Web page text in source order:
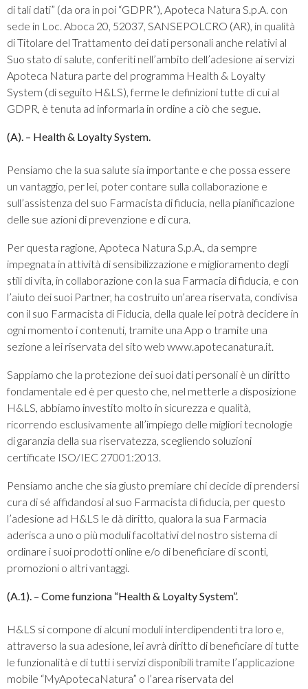
di tali dati” (da ora in poi “GDPR”), Apoteca Natura S.p.A. con
sede in Loc. Aboca 20, 52037, SANSEPOLCRO (AR), in qualità
di Titolare del Trattamento dei dati personali anche relativi al
Suo stato di salute, conferiti nell’ambito dell’adesione ai servizi
Apoteca Natura parte del programma Health & Loyalty
System (di seguito H&LS), ferme le definizioni tutte di cui al
GDPR, è tenuta ad informarla in ordine a ciò che segue.
(A). – Health & Loyalty System.
Pensiamo che la sua salute sia importante e che possa essere
un vantaggio, per lei, poter contare sulla collaborazione e
sull’assistenza del suo Farmacista di fiducia, nella pianificazione
delle sue azioni di prevenzione e di cura.
Per questa ragione, Apoteca Natura S.p.A., da sempre
impegnata in attività di sensibilizzazione e miglioramento degli
stili di vita, in collaborazione con la sua Farmacia di fiducia, e con
l’aiuto dei suoi Partner, ha costruito un’area riservata, condivisa
con il suo Farmacista di Fiducia, della quale lei potrà decidere in
ogni momento i contenuti, tramite una App o tramite una
sezione a lei riservata del sito web www.apotecanatura.it.
Sappiamo che la protezione dei suoi dati personali è un diritto
fondamentale ed è per questo che, nel metterle a disposizione
H&LS, abbiamo investito molto in sicurezza e qualità,
ricorrendo esclusivamente all’impiego delle migliori tecnologie
di garanzia della sua riservatezza, scegliendo soluzioni
certificate ISO/IEC 27001:2013.
Pensiamo anche che sia giusto premiare chi decide di prendersi
cura di sé affidandosi al suo Farmacista di fiducia, per questo
l’adesione ad H&LS le dà diritto, qualora la sua Farmacia
aderisca a uno o più moduli facoltativi del nostro sistema di
ordinare i suoi prodotti online e/o di beneficiare di sconti,
promozioni o altri vantaggi.
(A.1). – Come funziona “Health & Loyalty System”.
H&LS si compone di alcuni moduli interdipendenti tra loro e,
attraverso la sua adesione, lei avrà diritto di beneficiare di tutte
le funzionalità e di tutti i servizi disponibili tramite l’applicazione
mobile “MyApotecaNatura” o l’area riservata del